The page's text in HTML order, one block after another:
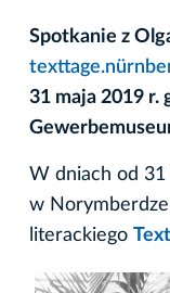
Spotkanie z
31 maja 2019 r.
W dniach od 31
w
literackiego